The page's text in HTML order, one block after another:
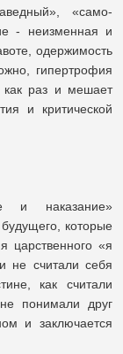
«само-
- неизменная и
одержимость
гипертрофия
как раз и мешает
и критической
и наказание»
которые
царственного «я
не считали себя
как считали
понимали друг
и заключается